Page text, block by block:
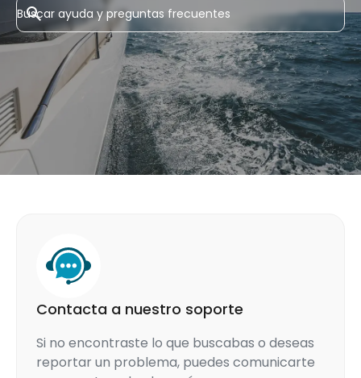
Contacta a nuestro soporte
Si no encontraste lo que buscabas o deseas
reportar un problema, puedes comunicarte